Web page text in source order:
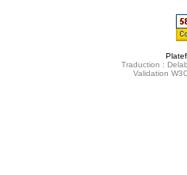
Traduction :
Validation